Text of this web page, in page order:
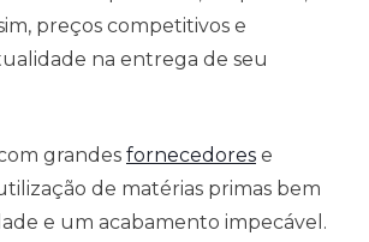
preços competitivos e
na entrega de seu
grandes fornecedores e
de matérias primas bem
e um acabamento impecável.